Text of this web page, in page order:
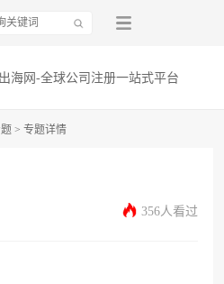
海网-全球公司注册一站式平台
> 专题详情
356人看过